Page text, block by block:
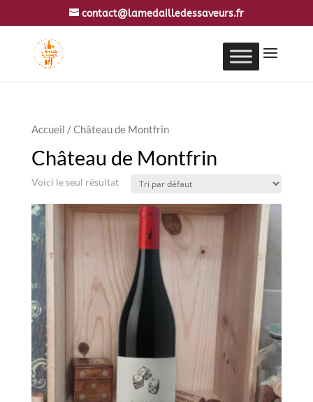
contact@lamedailledessaveurs.fr
Accueil / Château de Montfrin
Château de Montfrin
Voici le seul résultat